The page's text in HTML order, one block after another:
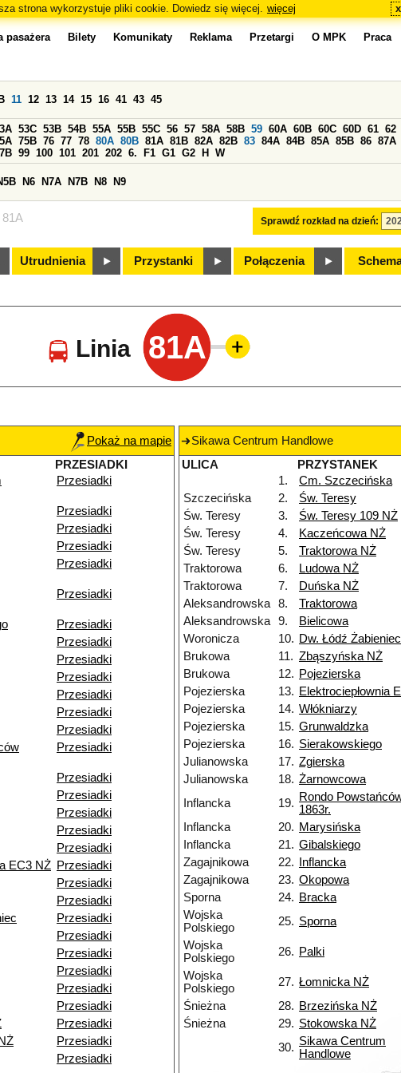
strona wykorzystuje pliki cookie. Dowiedz się więcej. więcej x
81A
pasażera Bilety Komunikaty Reklama Przetargi O MPK Praca
Sprawdź rozkład na dzień:
11 12 13 14 15 16 41 43 45
53C 53B 54B 55A 55B 55C 56 57 58A 58B 59 60A 60B 60C 60D 61 62
75B 76 77 78 80A 80B 81A 81B 82A 82B 83 84A 84B 85A 85B 86 87A
99 100 101 201 202 6. F1 G1 G2 H W
N6 N7A N7B N8 N9
Utrudnienia Przystanki Połączenia
Linia 81A
Pokaż na mapie
PRZESIADKI
Przesiadki
Przesiadki
Przesiadki
Przesiadki
Przesiadki
Przesiadki
Przesiadki
Przesiadki
Przesiadki
Przesiadki
Przesiadki
Przesiadki
Przesiadki
Przesiadki
Przesiadki
Przesiadki
Przesiadki
Przesiadki
Przesiadki
EC3 NŻ Przesiadki
Przesiadki
Przesiadki
Przesiadki
Przesiadki
Przesiadki
Przesiadki
Przesiadki
Przesiadki
Przesiadki
Przesiadki
Przesiadki
Sikawa Centrum Handlowe
ULICA
PRZYSTANEK
1.
Cm. Szczecińska
Szczecińska
2. Św. Teresy
Św. Teresy
3. Św. Teresy 109 NŻ
Św. Teresy
4. Kaczeńcowa NŻ
Św. Teresy
5. Traktorowa NŻ
Traktorowa
6. Ludowa NŻ
Traktorowa
7. Duńska NŻ
Aleksandrowska
8. Traktorowa
Aleksandrowska
9. Bielicowa
Woronicza
10. Dw. Łódź Żabieniec
Brukowa
11. Zbąszyńska NŻ
Brukowa
12. Pojezierska
Pojezierska
13. Elektrociepłownia
Pojezierska
14. Włókniarzy
Pojezierska
15. Grunwaldzka
Pojezierska
16. Sierakowskiego
Julianowska
17. Zgierska
Julianowska
18. Żarnowcowa
Inflancka
19. Rondo
1863r.
Inflancka 20. Marysińska
Inflancka
21. Gibalskiego
Zagajnikowa
22. Inflancka
Zagajnikowa
23. Okopowa
Sporna
24. Bracka
Wojska
Polskiego
25. Sporna
Wojska
Polskiego
26. Palki
Wojska
Polskiego
27. Łomnicka NŻ
Śnieżna 28. Brzezińska NŻ
Śnieżna
29. Stokowska NŻ
30. Sikawa Centrum
Handlowe